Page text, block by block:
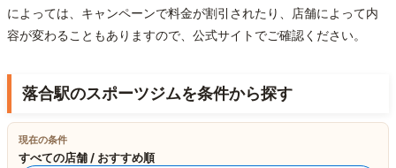
によっては、キャンペーンで料金が割引されたり、店舗によって内
容が変わることもありますので、公式サイトでご確認ください。
落合駅のスポーツジムを条件から探す
現在の条件
すべての店舗 / おすすめ順